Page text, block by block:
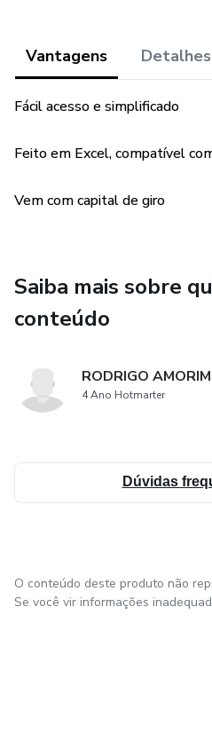
Vantagens Detalhes
Fácil acesso e simplificado
Feito em Excel, compatível
Vem com capital de giro
Saiba mais sobre
conteúdo
RODRIGO
4 Ano Hotmarter
Dúvidas
O conteúdo deste produto não
Se você vir informações